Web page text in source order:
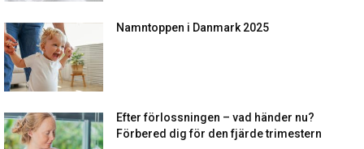
Namntoppen i Danmark 2025
Efter förlossningen – vad händer nu?
Förbered dig för den fjärde trimestern